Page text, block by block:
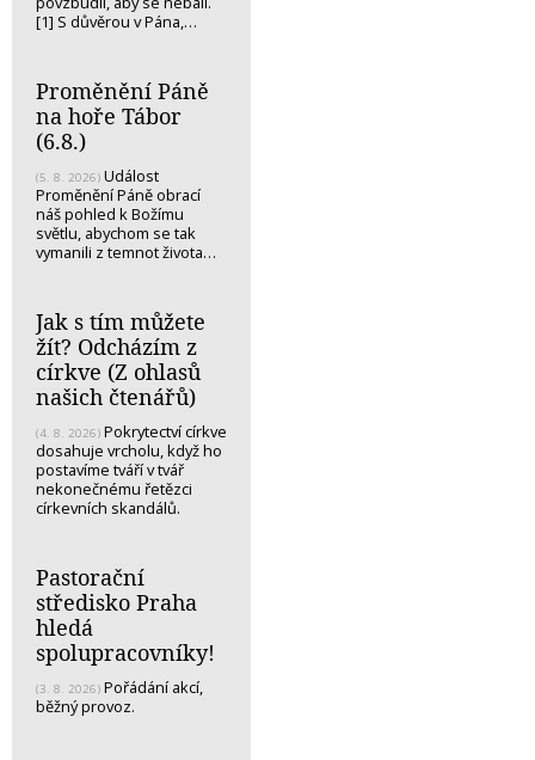
[1] S důvěrou v Pána,…
Proměnění Páně
na hoře Tábor
(6.8.)
(5. 8. 2026) Událost
Proměnění Páně obrací
náš pohled k Božímu
světlu, abychom se tak
vymanili z temnot života…
Jak s tím můžete
žít? Odcházím z
církve (Z ohlasů
našich čtenářů)
(4. 8. 2026) Pokrytectví církve
dosahuje vrcholu, když ho
postavíme tváří v tvář
nekonečnému řetězci
církevních skandálů.
Pastorační
středisko Praha
hledá
spolupracovníky!
(3. 8. 2026) Pořádání akcí,
běžný provoz.